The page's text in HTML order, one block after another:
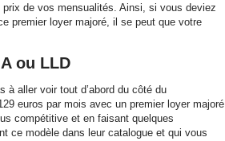
prix de vos mensualités. Ainsi, si vous deviez
premier loyer majoré, il se peut que votre
ou LLD
à aller voir tout d’abord du côté du
euros par mois avec un premier loyer majoré
compétitive et en faisant quelques
ce modèle dans leur catalogue et qui vous